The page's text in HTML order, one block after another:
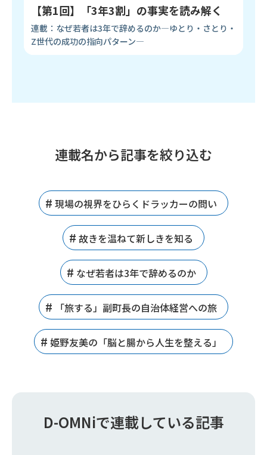
【第1回】「3年3割」の事実を読み解く
連載：なぜ若者は3年で辞めるのか―ゆとり・さとり・
Z世代の成功の指向パターン―
連載名から記事を絞り込む
現場の視界をひらくドラッカーの問い
故きを温ねて新しきを知る
なぜ若者は3年で辞めるのか
「旅する」副町長の自治体経営への旅
姫野友美の「脳と腸から人生を整える」
D-OMNiで連載している記事